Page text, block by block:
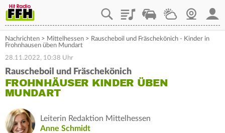
PlaylistStaupilotWetterWebcam
Nachrichten > Mittelhessen > Rauscheboil und Fräschekönich - Kinder in
Frohnhausen üben Mundart
28.11.2022, 10:38 Uhr
Rauscheboil und Fräschekönich
FROHNHÄUSER KINDER ÜBEN
MUNDART
Leiterin Redaktion Mittelhessen
Anne Schmidt